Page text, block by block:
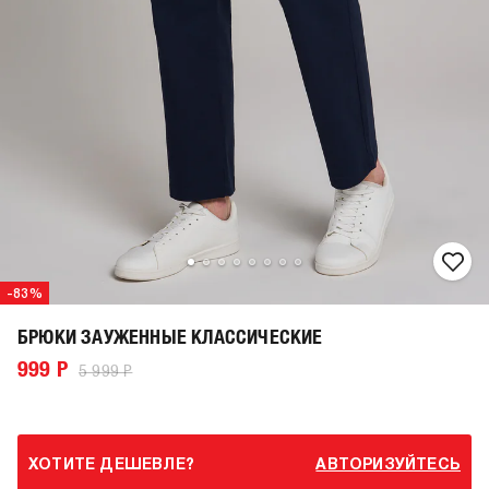
-83%
БРЮКИ ЗАУЖЕННЫЕ КЛАССИЧЕСКИЕ
999 Р 5 999 Р
ХОТИТЕ ДЕШЕВЛЕ? АВТОРИЗУЙТЕСЬ